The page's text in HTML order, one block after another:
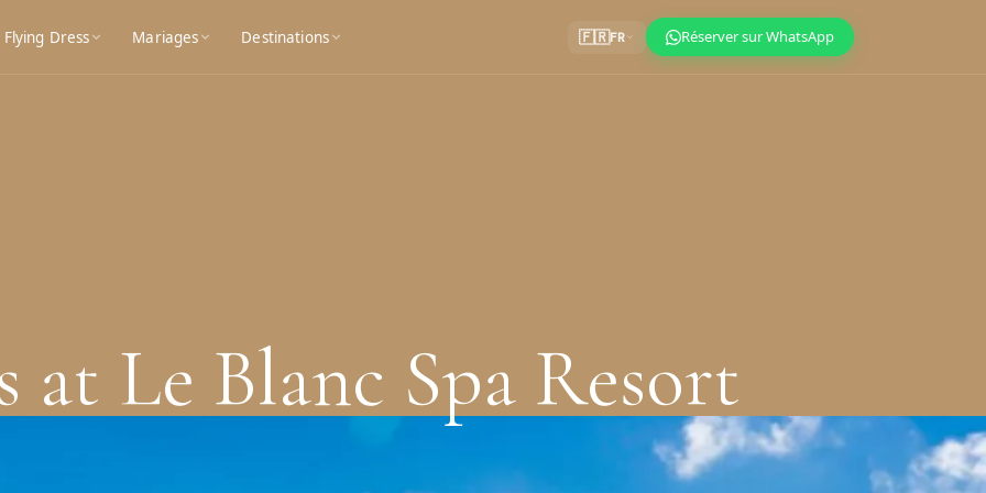
Flying Dress Mariages Destinations 🇫🇷FR Réserver sur WhatsApp
at Le Blanc Spa Resort